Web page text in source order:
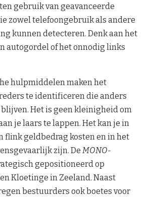
gebruik van geavanceerde
zowel telefoongebruik als andere
kunnen detecteren. Denk aan het
autogordel of het onnodig links
hulpmiddelen maken het
te identificeren die anders
Het is geen kleinigheid om
je laars te lappen. Het kan je in
flink geldbedrag kosten en in het
zijn. De MONO-
gepositioneerd op
Kloetinge in Zeeland. Naast
bestuurders ook boetes voor